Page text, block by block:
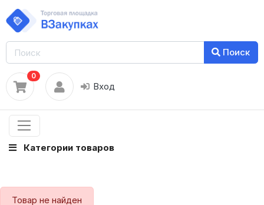
Поиск
0
Вход
Категории товаров
Товар не найден